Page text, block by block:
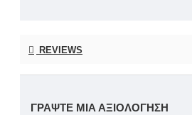
REVIEWS
ΓΡΆΨΤΕ ΜΙΑ ΑΞΙΟΛΌΓΗΣΗ